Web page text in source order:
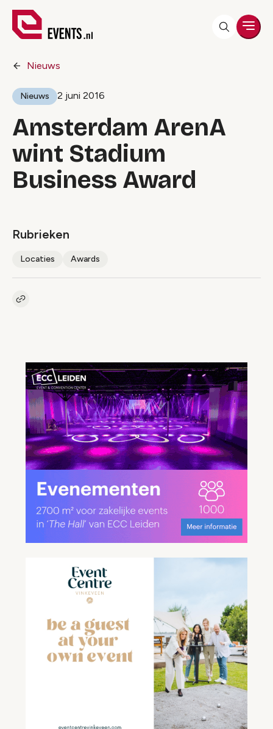
Nieuws
Nieuws 2 juni 2016
Amsterdam ArenA
wint Stadium
Business Award
Rubrieken
Locaties Awards
Kopieer link naar artikel